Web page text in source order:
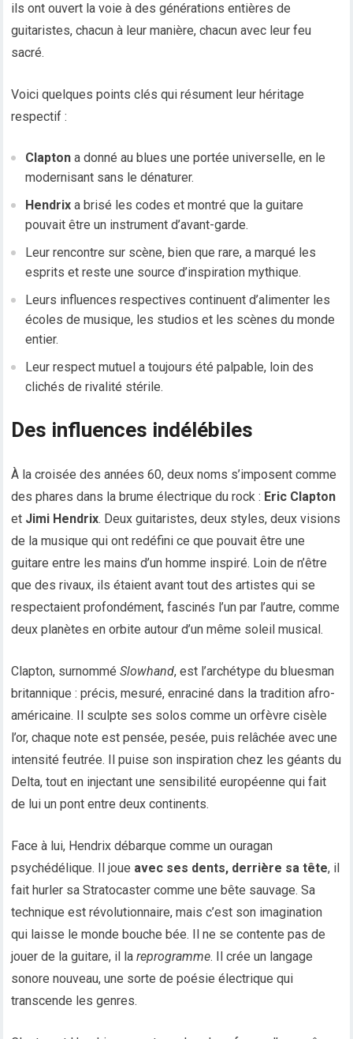
ils ont ouvert la voie à des générations entières de
guitaristes, chacun à leur manière, chacun avec leur feu
sacré.
Voici quelques points clés qui résument leur héritage
respectif :
Clapton a donné au blues une portée universelle, en le
modernisant sans le dénaturer.
Hendrix a brisé les codes et montré que la guitare
pouvait être un instrument d’avant-garde.
Leur rencontre sur scène, bien que rare, a marqué les
esprits et reste une source d’inspiration mythique.
Leurs influences respectives continuent d’alimenter les
écoles de musique, les studios et les scènes du monde
entier.
Leur respect mutuel a toujours été palpable, loin des
clichés de rivalité stérile.
Des influences indélébiles
À la croisée des années 60, deux noms s’imposent comme
des phares dans la brume électrique du rock : Eric Clapton
et Jimi Hendrix. Deux guitaristes, deux styles, deux visions
de la musique qui ont redéfini ce que pouvait être une
guitare entre les mains d’un homme inspiré. Loin de n’être
que des rivaux, ils étaient avant tout des artistes qui se
respectaient profondément, fascinés l’un par l’autre, comme
deux planètes en orbite autour d’un même soleil musical.
Clapton, surnomméSlowhand, est l’archétype du bluesman
britannique : précis, mesuré, enraciné dans la tradition afro-
américaine. Il sculpte ses solos comme un orfèvre cisèle
l’or, chaque note est pensée, pesée, puis relâchée avec une
intensité feutrée. Il puise son inspiration chez les géants du
Delta, tout en injectant une sensibilité européenne qui fait
de lui un pont entre deux continents.
Face à lui, Hendrix débarque comme un ouragan
psychédélique. Il joue avec ses dents, derrière sa tête, il
fait hurler sa Stratocaster comme une bête sauvage. Sa
technique est révolutionnaire, mais c’est son imagination
qui laisse le monde bouche bée. Il ne se contente pas de
jouer de la guitare, il lareprogramme. Il crée un langage
sonore nouveau, une sorte de poésie électrique qui
transcende les genres.